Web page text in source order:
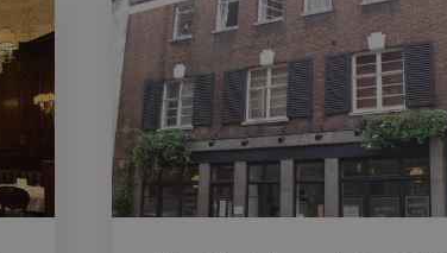
✨Chatbot IA
Rechercher
RECHERCHES POPULAIRES
des professionnels